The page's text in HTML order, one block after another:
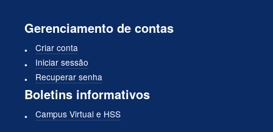
Gerenciamento de contas
Criar conta
Iniciar sessão
Recuperar senha
Boletins informativos
Campus Virtual e HSS